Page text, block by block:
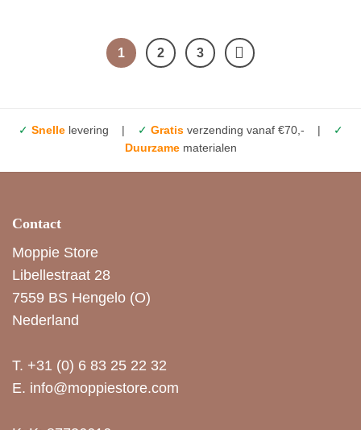
1 2 3
✓ Snellelevering | ✓ Gratisverzending vanaf €70,- |
✓
Duurzamematerialen
Contact
Moppie Store
Libellestraat 28
7559 BS Hengelo (O)
Nederland
T. +31 (0) 6 83 25 22 32
E. info@moppiestore.com